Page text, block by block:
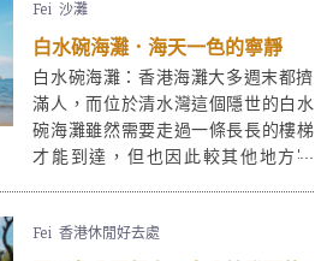
了，必試其招牌名古屋蒲燒饅魚蛋包
意大利飯！
Fei 沙灘
白水碗海灘．海天一色的寧靜
白水碗海灘：香港海灘大多週末都擠
滿人，而位於清水灣這個隱世的白水
碗海灘雖然需要走過一條長長的樓梯
才能到達，但也因此較其他地方寧
Fei 香港休閒好去處